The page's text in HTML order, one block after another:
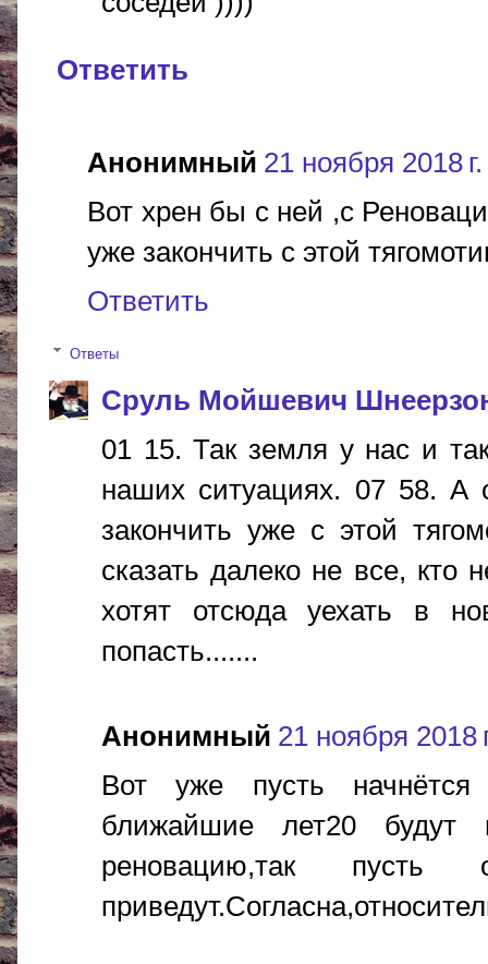
Ответить
Анонимный 21 ноября 2018
Вот хрен бы с ней ,с
уже закончить с этой
Ответить
Ответы
Сруль Мойшевич
01 15. Так земля у нас и
наших ситуациях. 07 58. А
закончить уже с этой
сказать далеко не все, кто
хотят отсюда уехать в
попасть.......
Анонимный 21 ноября 2018
Вот уже пусть начнётся
ближайшие лет20
реновацию,так